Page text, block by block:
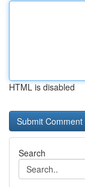
HTML is disabled
Search